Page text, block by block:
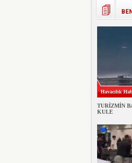
Havacılık
TURİZMİN
KULE